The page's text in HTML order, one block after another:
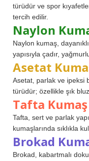
türüdür ve spor
tercih edilir.
Naylon
Naylon kumaş,
yapısıyla çadır,
Asetat
Asetat, parlak ve ipeksi
türüdür; özellikle şık
Tafta
Tafta, sert ve parlak
kumaşlarında sıklıkla
Brokad
Brokad, kabartmalı